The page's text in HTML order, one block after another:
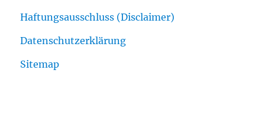
Haftungsausschluss (Disclaimer)
Datenschutzerklärung
Sitemap